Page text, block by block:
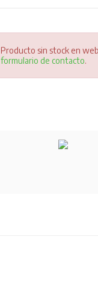
Producto sin stock en
formulario de contacto.